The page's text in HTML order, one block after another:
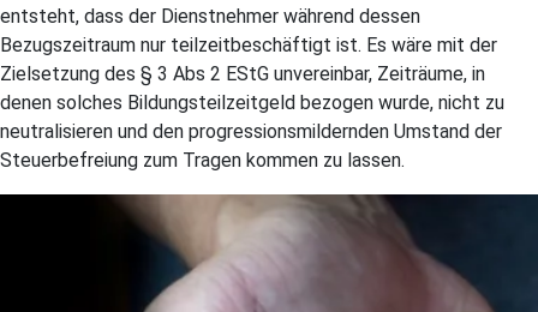
entsteht, dass der Dienstnehmer während dessen
Bezugszeitraum nur teilzeitbeschäftigt ist. Es wäre mit der
Zielsetzung des § 3 Abs 2 EStG unvereinbar, Zeiträume, in
denen solches Bildungsteilzeitgeld bezogen wurde, nicht zu
neutralisieren und den progressionsmildernden Umstand der
Steuerbefreiung zum Tragen kommen zu lassen.